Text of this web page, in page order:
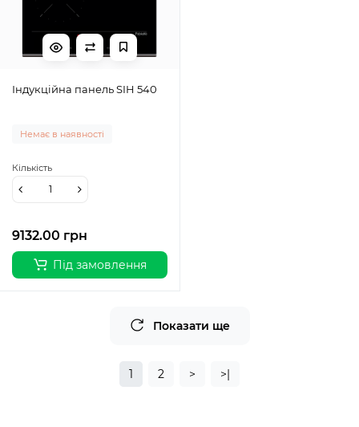
Індукційна панель SIH 540
Немає в наявності
9132.00 грн
Кількість
Під замовлення
Показати ще
1 2 > >|